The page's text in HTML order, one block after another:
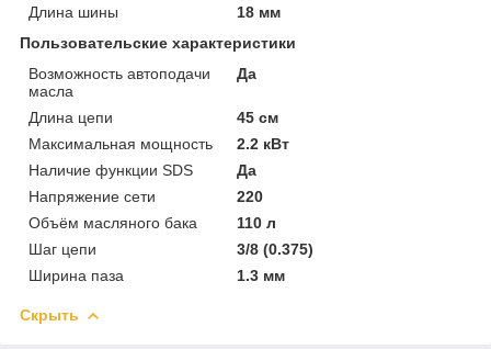
Длина шины
18 мм
Пользовательские характеристики
Возможность автоподачи
масла
Да
Длина цепи
45 см
Максимальная мощность
2.2 кВт
Наличие функции SDS
Да
Напряжение сети
220
Объём масляного бака
110 л
Шаг цепи
3/8 (0.375)
Ширина паза
1.3 мм
Скрыть